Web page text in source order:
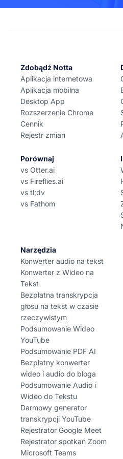
edytuj, dodaj notatki,lub
się martwić o zachowanie
Zdobądź Notta
Aplikacja internetowa
Aplikacja mobilna
Desktop App
Rozszerzenie Chrome
Cennik
Rejestr zmian
Porównaj
vs Otter.ai
vs Fireflies.ai
vs tl;dv
vs Fathom
Narzędzia
Konwerter audio na tekst
Konwerter z Wideo na
Tekst
Bezpłatna transkrypcja
głosu na tekst w czasie
rzeczywistym
Podsumowanie Wideo
YouTube
Podsumowanie PDF AI
Bezpłatny konwerter
wideo i audio do bloga
Podsumowanie Audio i
Wideo do Tekstu
Darmowy generator
transkrypcji YouTube
Rejestrator Google Meet
Rejestrator spotkań Zoom
Microsoft Teams